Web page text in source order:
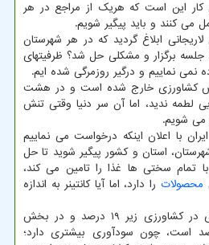
کار این است که هریک از مراجع در هر
می کنند و باید پیگیر شویم.
ابلاغ گردید که در هر شهرستان
جلسه برگزار و مشکلی حل شد؟ ظرفیتهای
نمی نماییم و درگیر روزمرگی شده ایم.
کشاورزی خارج شده است و در هشت
لطمه ندید، اما آن سر دنیا وقتی تنش
می شویم.
با اعلان اینکه درخواست می نماییم
استان و کشور پیگیر شوید تا حل
تمام سختی ها غذا را تامین می کند،
محصولات را دارد، اما آیا کانتینر به اندازه
وی اضافه کرد: سرمایه گذاری در کشاورزی زیر ۱۹ درصد و در بخش
گذاری بالای ۲۹ درصد است، چون سودآوری بیشتری دارد؛